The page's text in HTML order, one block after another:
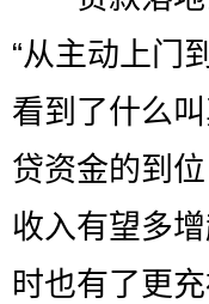
“从主动上门
看到了什么
贷资金的到
收入有望多
时也有了更